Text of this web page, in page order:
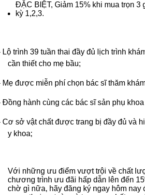
ĐẶC BIỆT, Giảm 15% khi mua trọn 3
kỳ 1,2,3.
Lộ trình 39 tuần thai đầy đủ lịch trình
cần thiết cho mẹ bầu;
Mẹ được miễn phí chọn bác sĩ thăm
Đồng hành cùng các bác sĩ sản phụ
Cơ sở vật chất được trang bị đầy đủ và
y khoa;
Với những ưu điểm vượt trội về chất
chương trình ưu đãi hấp dẫn lên đến
chờ gì nữa, hãy đăng ký ngay hôm nay